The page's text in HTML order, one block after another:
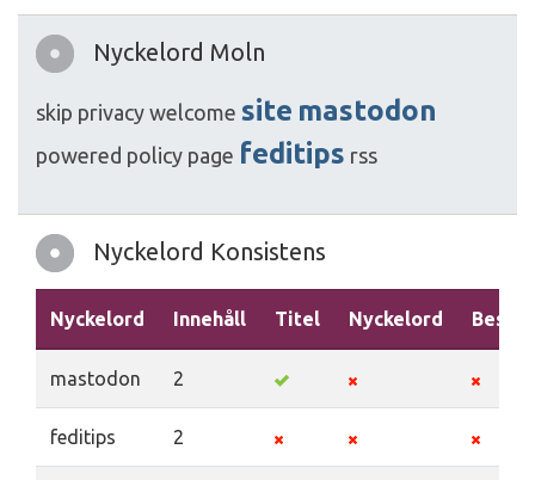
Nyckelord Moln
skip privacy welcome site mastodon
powered policy page feditips rss
Nyckelord Konsistens
Nyckelord Innehåll Titel Nyckelord
mastodon 2
feditips 2